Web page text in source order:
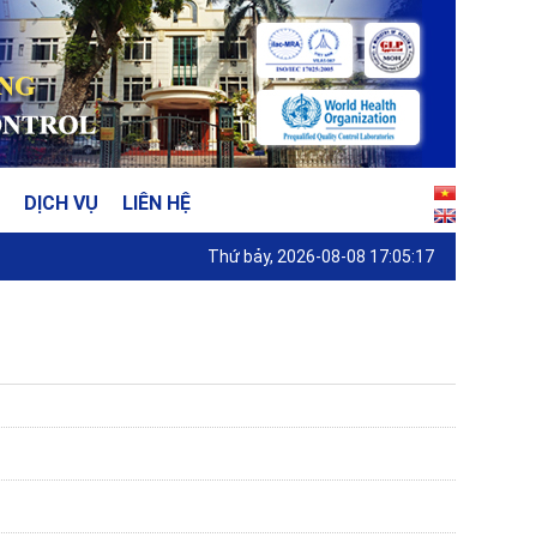
DỊCH VỤ LIÊN HỆ
Thứ bảy, 2026-08-08 17:05:17